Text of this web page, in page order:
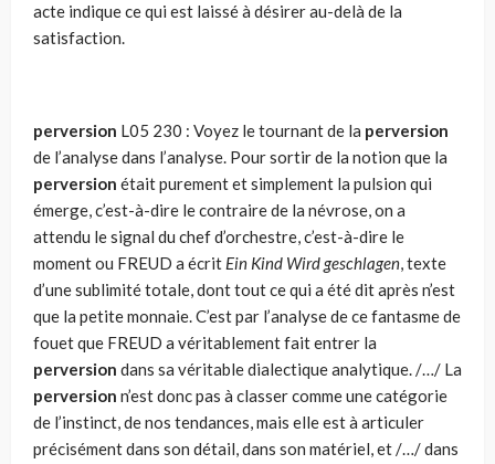
acte indique ce qui est laissé à désirer au-delà de la
satisfaction.
perversion L05 230 : Voyez le tournant de la perversion
de l’analyse dans l’analyse. Pour sortir de la notion que la
perversion était purement et simplement la pulsion qui
émerge, c’est-à-dire le contraire de la névrose, on a
attendu le signal du chef d’orchestre, c’est-à-dire le
moment ou FREUD a écrit Ein Kind Wird geschlagen, texte
d’une sublimité totale, dont tout ce qui a été dit après n’est
que la petite monnaie. C’est par l’analyse de ce fantasme de
fouet que FREUD a véritablement fait entrer la
perversion dans sa véritable dialectique analytique. /…/ La
perversion n’est donc pas à classer comme une catégorie
de l’instinct, de nos tendances, mais elle est à articuler
précisément dans son détail, dans son matériel, et /…/ dans